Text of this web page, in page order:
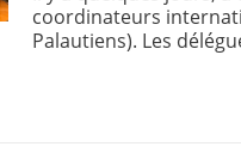
coordinateurs
Palautiens). Les